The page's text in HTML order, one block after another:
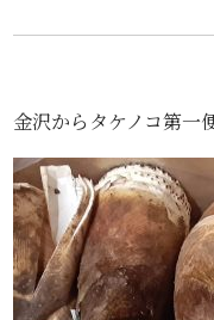
金沢からタケノコ第一